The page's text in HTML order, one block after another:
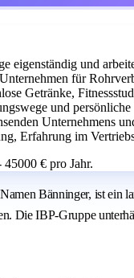
eigenständig und
für
Getränke,
und
Unternehmens
Erfahrung im
€ pro Jahr.
Bänninger, ist ein
Die IBP-Gruppe